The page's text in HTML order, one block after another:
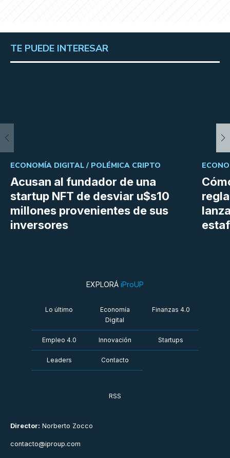
TE PUEDE INTERESAR
Acusan al fundador de una
startup NFT de desviar u$s10
millones provenientes de sus
inversores
ECONOMÍA DIGITAL / POLÉMICA CRIPTO
Director: Norberto Zocco
contacto@iproup.com
EXPLORÁ iProUP
Lo último
Economía
Digital
Finanzas 4.0
Empleo 4.0 Innovación Startups
Leaders Contacto
RSS